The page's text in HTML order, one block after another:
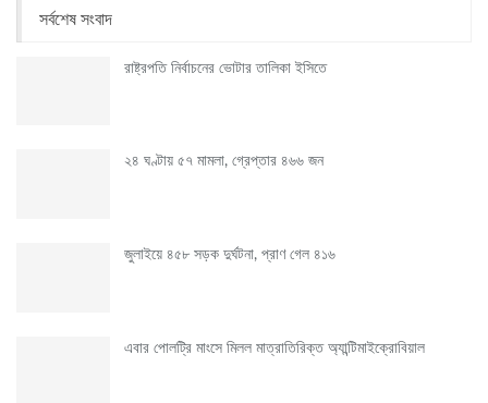
সর্বশেষ সংবাদ
রাষ্ট্রপতি নির্বাচনের ভোটার তালিকা ইসিতে
২৪ ঘণ্টায় ৫৭ মামলা, গ্রেপ্তার ৪৬৬ জন
জুলাইয়ে ৪৫৮ সড়ক দুর্ঘটনা, প্রাণ গেল ৪১৬
এবার পোলট্রি মাংসে মিলল মাত্রাতিরিক্ত অ্যান্টিমাইক্রোবিয়াল